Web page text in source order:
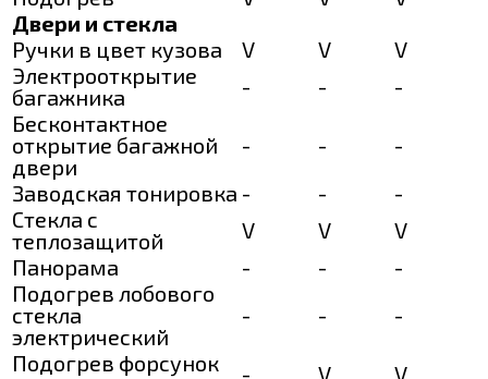
Двери и стекла
Ручки в цвет кузова
V V
V
Электрооткрытие
багажника
- -
-
Бесконтактное
открытие багажной
двери
- -
-
Заводская тонировка - -
-
Стекла с
теплозащитой
V V
V
Панорама
- -
-
Подогрев лобового
стекла
электрический
- -
-
Подогрев форсунок
- V
V